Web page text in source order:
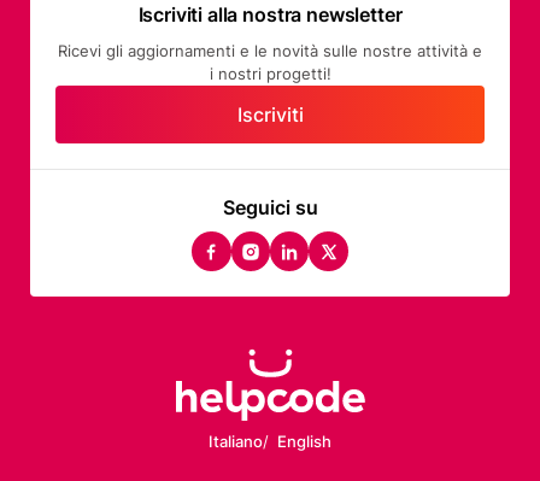
Seguici su
facebook
instagram
linkedin
twitter
Iscriviti alla nostra newsletter
Ricevi gli aggiornamenti e le novità sulle nostre attività e
i nostri progetti!
Iscriviti
Italiano English